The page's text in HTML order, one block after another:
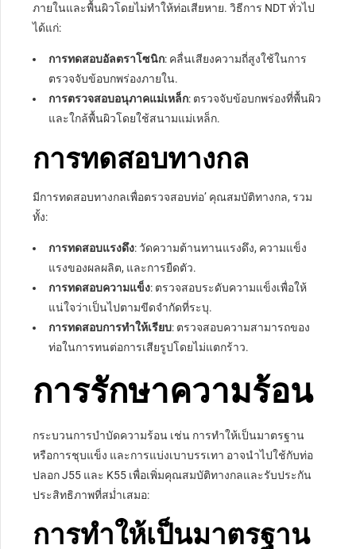
ภายในและพื้นผิวโดยไม่ทำให้ท่อเสียหาย. วิธีการ NDT ทั่วไป
ได้แก่:
การทดสอบอัลตราโซนิก: คลื่นเสียงความถี่สูงใช้ในการ
ตรวจจับข้อบกพร่องภายใน.
การตรวจสอบอนุภาคแม่เหล็ก: ตรวจจับข้อบกพร่องที่พื้นผิว
และใกล้พื้นผิวโดยใช้สนามแม่เหล็ก.
การทดสอบทางกล
มีการทดสอบทางกลเพื่อตรวจสอบท่อ’ คุณสมบัติทางกล, รวม
ทั้ง:
การทดสอบแรงดึง: วัดความต้านทานแรงดึง, ความแข็ง
แรงของผลผลิต, และการยืดตัว.
การทดสอบความแข็ง: ตรวจสอบระดับความแข็งเพื่อให้
แน่ใจว่าเป็นไปตามขีดจำกัดที่ระบุ.
การทดสอบการทำให้เรียบ: ตรวจสอบความสามารถของ
ท่อในการทนต่อการเสียรูปโดยไม่แตกร้าว.
การรักษาความร้อน
กระบวนการบำบัดความร้อน เช่น การทำให้เป็นมาตรฐาน
หรือการชุบแข็ง และการแบ่งเบาบรรเทา อาจนำไปใช้กับท่อ
ปลอก J55 และ K55 เพื่อเพิ่มคุณสมบัติทางกลและรับประกัน
ประสิทธิภาพที่สม่ำเสมอ:
การทำให้เป็นมาตรฐาน